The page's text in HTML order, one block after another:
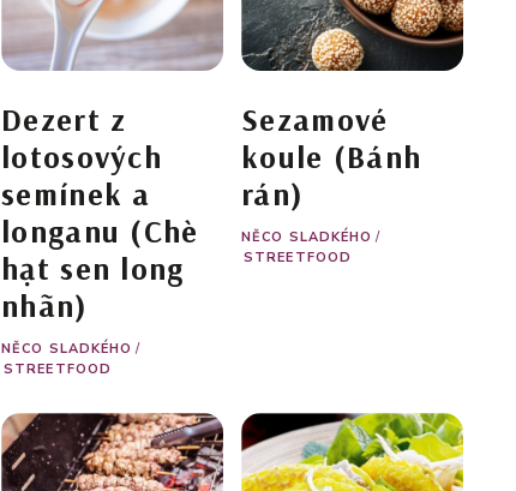
Dezert z
lotosových
semínek a
longanu (Chè
hạt sen long
nhãn)
NĚCO SLADKÉHO /
STREETFOOD
Sezamové
koule (Bánh
rán)
NĚCO SLADKÉHO /
STREETFOOD